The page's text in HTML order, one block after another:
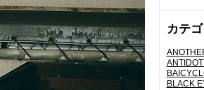
カテ
BLACK